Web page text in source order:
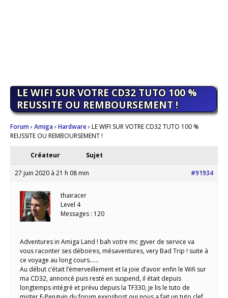
LE WIFI SUR VOTRE CD32 TUTO 100 %
REUSSITE OU REMBOURSEMENT !
Forum› Amiga› Hardware› LE WIFI SUR VOTRE CD32 TUTO 100 %
REUSSITE OU REMBOURSEMENT !
Créateur Sujet
27 juin 2020 à 21 h 08 min #91934
thairacer
Level 4
Messages : 120
Adventures in Amiga Land ! bah votre mc gyver de service va
vous raconter ses déboires, mésaventures, very Bad Trip ! suite à
ce voyage au long cours……
Au début c’était l’émerveillement et la joie d’avoir enfin le Wifi sur
ma CD32, annoncé puis resté en suspend, il était depuis
longtemps intégré et prévu depuis la TF330, je lis le tuto de